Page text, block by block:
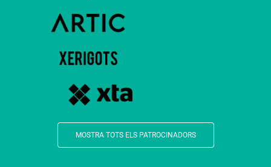
MOSTRA TOTS ELS PATROCINADORS